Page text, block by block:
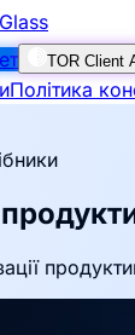
TOR Client
Політика